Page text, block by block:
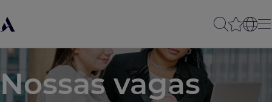
Nossas vagas